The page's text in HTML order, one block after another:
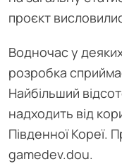
проєкт
Водночас у деяких
розробка
Найбільший
надходить від
Південної Кореї.
gamedev.dou.